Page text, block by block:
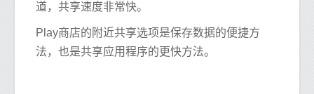
道，共享速度非常快。
Play商店的附近共享选项是保存数据的便捷方
法，也是共享应用程序的更快方法。